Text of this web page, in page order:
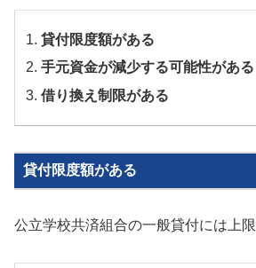
貸付限度額がある
手元資金が減少する可能性がある
借り換え制限がある
貸付限度額がある
公立学校共済組合の一般貸付には上